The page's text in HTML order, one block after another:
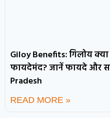
Giloy Benefits: गिलोय
फायदेमंद? जानें फायदे और
Pradesh
READ MORE »